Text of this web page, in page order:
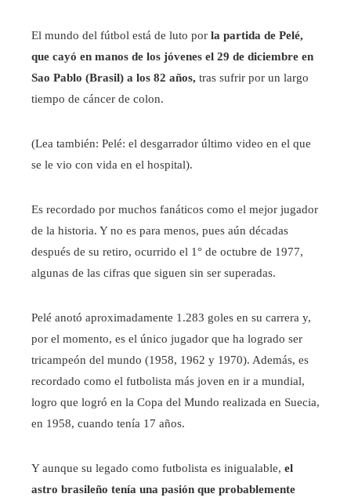
El mundo del fútbol está de luto por la partida de Pelé,
que cayó en manos de los jóvenes el 29 de diciembre en
Sao Pablo (Brasil) a los 82 años, tras sufrir por un largo
tiempo de cáncer de colon.
(Lea también: Pelé: el desgarrador último video en el que
se le vio con vida en el hospital).
Es recordado por muchos fanáticos como el mejor jugador
de la historia. Y no es para menos, pues aún décadas
después de su retiro, ocurrido el 1° de octubre de 1977,
algunas de las cifras que siguen sin ser superadas.
Pelé anotó aproximadamente 1.283 goles en su carrera y,
por el momento, es el único jugador que ha logrado ser
tricampeón del mundo (1958, 1962 y 1970). Además, es
recordado como el futbolista más joven en ir a mundial,
logro que logró en la Copa del Mundo realizada en Suecia,
en 1958, cuando tenía 17 años.
Y aunque su legado como futbolista es inigualable, el
astro brasileño tenía una pasión que probablemente